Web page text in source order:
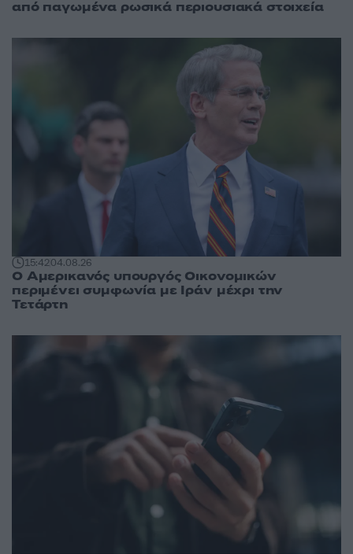
από παγωμένα ρωσικά περιουσιακά στοιχεία
15:4204.08.26
Ο Αμερικανός υπουργός Οικονομικών
περιμένει συμφωνία με Ιράν μέχρι την
Τετάρτη